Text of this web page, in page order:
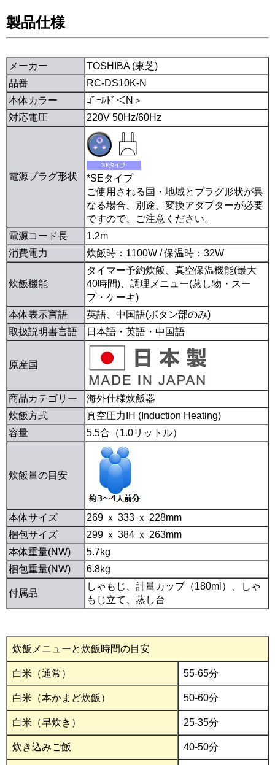
製品仕様
メーカー
TOSHIBA (東芝)
品番
RC-DS10K-N
本体カラー
ｺﾞｰﾙﾄﾞ＜N＞
対応電圧
220V 50Hz/60Hz
電源プラグ形状
*SEタイプ
ご使用される国・地域とプラグ形状が異
なる場合、別途、変換アダプターが必要
ですので、ご注意ください。
電源コード長
1.2m
消費電力
炊飯時：1100W / 保温時：32W
炊飯機能
タイマー予約炊飯、真空保温機能(最大
40時間)、調理メニュー(蒸し物・スー
プ・ケーキ)
本体表示言語
英語、中国語(ボタン部のみ)
取扱説明書言語
日本語・英語・中国語
原産国
商品カテゴリー
海外仕様炊飯器
炊飯方式
真空圧力IH (Induction Heating)
容量
5.5合（1.0リットル）
炊飯量の目安
本体サイズ
269 ｘ 333 ｘ 228mm
梱包サイズ
299 ｘ 384 ｘ 263mm
本体重量(NW)
5.7kg
梱包重量(NW)
6.8kg
付属品
しゃもじ、計量カップ（180ml）、しゃ
もじ立て、蒸し台
炊飯メニューと炊飯時間の目安
白米（通常） 55-65分
白米（本かまど炊飯） 50-60分
白米（早炊き） 25-35分
炊き込みご飯 40-50分